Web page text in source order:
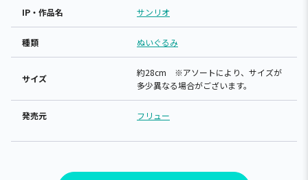
IP・作品名 サンリオ
種類 ぬいぐるみ
サイズ
約28cm ※アソートにより、サイズが
多少異なる場合がございます。
発売元 フリュー